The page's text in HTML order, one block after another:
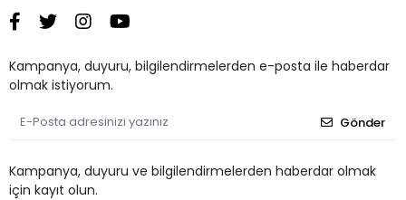
Kampanya, duyuru, bilgilendirmelerden e-posta ile haberdar
olmak istiyorum.
Gönder
Kampanya, duyuru ve bilgilendirmelerden haberdar olmak
için kayıt olun.